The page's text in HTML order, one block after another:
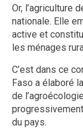
Or, l’agriculture
nationale. Elle
active et
les ménages
C’est dans ce
Faso a élaboré
de
du pays.